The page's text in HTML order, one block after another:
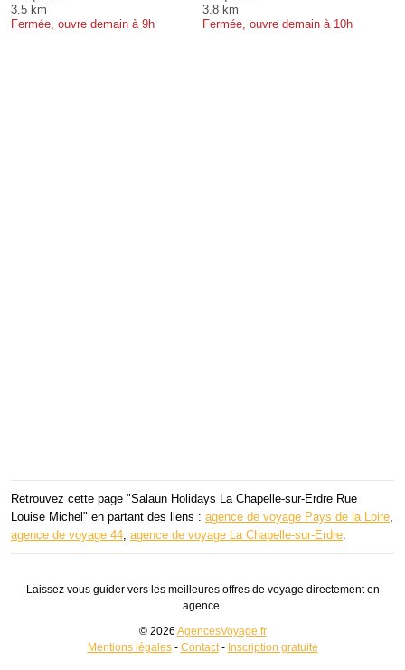
3.5 km
Fermée, ouvre demain à 9h
3.8 km
Fermée, ouvre demain à 10h
Retrouvez cette page "Salaün Holidays La Chapelle-sur-Erdre Rue
Louise Michel" en partant des liens : agence de voyage Pays de la Loire
agence de voyage 44 agence de voyage La Chapelle-sur-Erdre
Laissez vous guider vers les meilleures offres de voyage directement en
agence.
© 2026 AgencesVoyage.fr
Mentions légales- Contact- Inscription gratuite